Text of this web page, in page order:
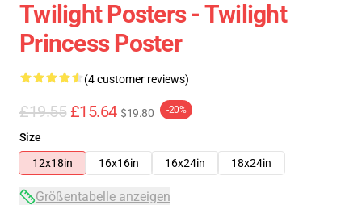
Twilight Posters - Twilight
Princess Poster
(4 customer reviews)
£19.55 £15.64 $19.80 -20%
Size
12x18in
16x16in 16x24in 18x24in
Größentabelle anzeigen